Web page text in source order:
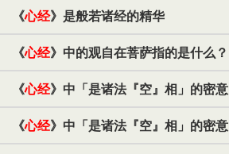
《心经》是般若诸经的精华
《心经》中的观自在菩萨指的是什么？
《心经》中「是诸法『空』相」的密意
《心经》中「是诸法『空』相」的密意